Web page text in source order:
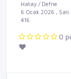
Hatay / Defne
6 Ocak 2026 , Salı
416
0